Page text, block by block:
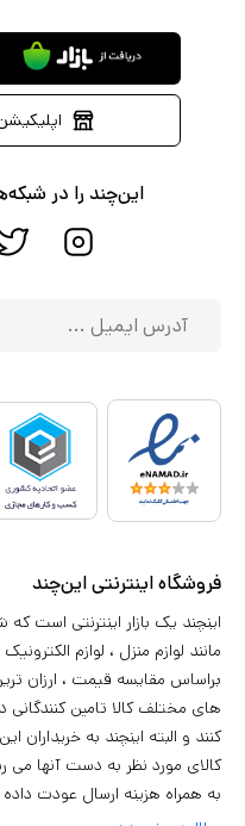
این‌چند را در
فروشگاه اینترنتی این‌چند
اینچند یک بازار اینترنتی است
مانند لوازم منزل ، لوازم
براساس مقایسه قیمت ، ارزان
های مختلف کالا تامین
کنند و البته اینچند به
کالای مورد نظر به دست آنها می
به همراه هزینه ارسال عودت